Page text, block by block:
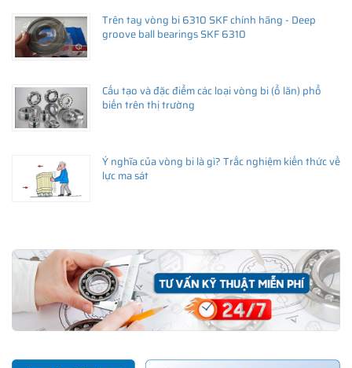
trước và sau bán hàng. Vui lòng liên hệ với chúng tôi để có giá
bán vòng bi bạc đạn SKF tốt nhất tại thời điểm khách hàng quan
Trải nghiệm Khách hàng tại
NGOCANH.COM
Trên tay vòng bi 6310 SKF chính hãng - Deep
groove ball bearings SKF 6310
Cấu tạo và đặc điểm các loại vòng bi (ổ lăn) phổ
biến trên thị trường
Ý nghĩa của vòng bi là gì? Trắc nghiệm kiến thức về
lực ma sát